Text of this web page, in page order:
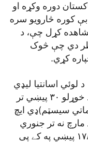
دوره وکړه او
کوره څارويو سره
کړل چې، د
دي چې څوک
کړي.
اسانتيا ليډي
ريډنګ روغتون، هره ورځ د سپو د خوړلو ۳۰ پيښي تر
سيسټم)ډي ايچ
مارچ نه تر جنوري
مياشتي پوري د سپو د خوړلو ۱۷۸۴۱ پيښي په کے پی